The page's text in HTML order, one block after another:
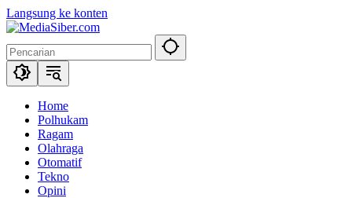
Langsung ke konten
Home
Polhukam
Ragam
Olahraga
Otomatif
Tekno
Opini